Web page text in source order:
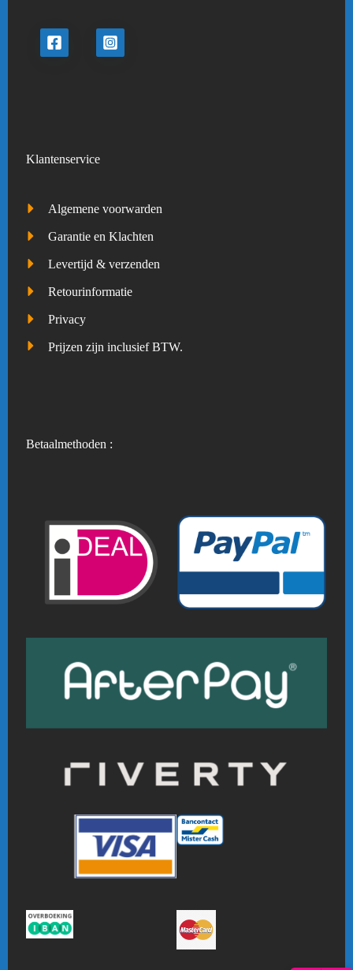
Klantenservice
Algemene voorwarden
Garantie en Klachten
Levertijd & verzenden
Retourinformatie
Privacy
Prijzen zijn inclusief BTW.
Betaalmethoden :